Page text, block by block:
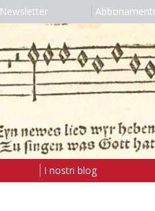
Newsletter Abbonamenti
I nostri blog